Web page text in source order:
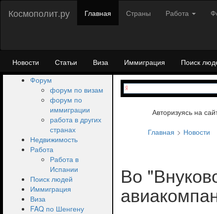
Космополит.ру Главная Страны Работа
Новости Статьи Виза Иммиграция Поиск
Форум
форум по визам
форум по
иммиграции
работа в других
странах
Недвижимость
Работа
Работа в
Испании
Поиск людей
Иммиграция
Виза
FAQ по Шенгену
Авторизуясь на
Главная
Новости
Во